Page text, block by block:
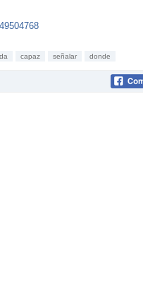
capaz señalar donde